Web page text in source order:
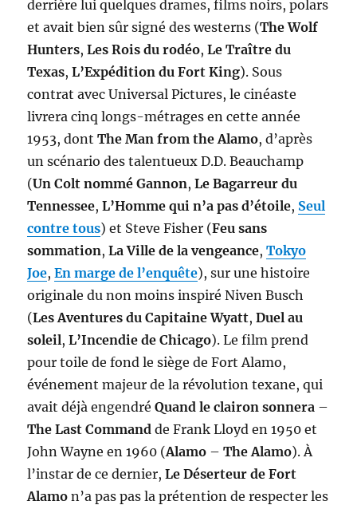
derrière lui quelques drames, films noirs, polars
et avait bien sûr signé des westerns (The Wolf
Hunters, Les Rois du rodéo, Le Traître du
Texas, L’Expédition du Fort King). Sous
contrat avec Universal Pictures, le cinéaste
livrera cinq longs-métrages en cette année
1953, dontThe Man from the Alamo, d’après
un scénario des talentueux D.D. Beauchamp
(Un Colt nommé Gannon, Le Bagarreur du
Tennessee, L’Homme qui n’a pas d’étoile, Seul
contre tous) et Steve Fisher (Feu sans
sommation, La Ville de la vengeance, Tokyo
Joe,En marge de l’enquête), sur une histoire
originale du non moins inspiré Niven Busch
(Les Aventures du Capitaine Wyatt,Duel au
soleil, L’Incendie de Chicago). Le film prend
pour toile de fond le siège de Fort Alamo,
événement majeur de la révolution texane, qui
avait déjà engendréQuand le clairon sonnera –
The Last Command de Frank Lloyd en 1950 et
John Wayne en 1960 (Alamo –The Alamo). À
l’instar de ce dernier,Le Déserteur de Fort
Alamo n’a pas pas la prétention de respecter les